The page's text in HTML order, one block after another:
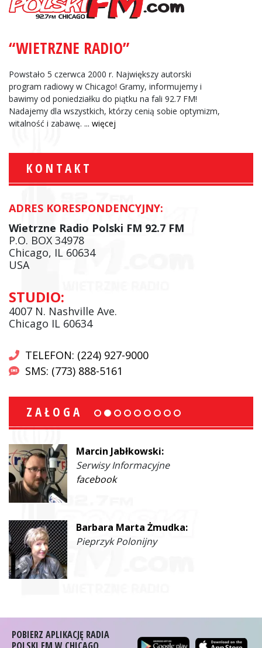
“WIETRZNE RADIO”
Powstało 5 czerwca 2000 r. Największy autorski
program radiowy w Chicago! Gramy, informujemy i
bawimy od poniedziałku do piątku na fali 92.7 FM!
Nadajemy dla wszystkich, którzy cenią sobie optymizm,
witalność i zabawę. ... więcej
KONTAKT
ADRES KORESPONDENCYJNY:
Wietrzne Radio Polski FM 92.7 FM
P.O. BOX 34978
Chicago, IL 60634
USA
STUDIO:
4007 N. Nashville Ave.
Chicago IL 60634
TELEFON: (224) 927-9000
SMS: (773) 888-5161
ZAŁOGA
Marcin Jabłkowski:
Serwisy Informacyjne
facebook
Barbara Marta Żmudka:
Pieprzyk Polonijny
POBIERZ APLIKACJĘ RADIA